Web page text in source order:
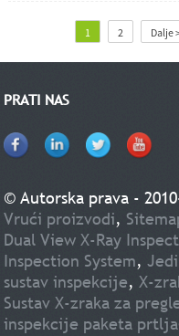
1 2 Dalje
PRATI NAS
© Autorska prava -
Vrući proizvodi,
Dual View X-Ray
Inspection System,
sustav inspekcije,X-
Sustav X-zraka za
inspekcije paketa